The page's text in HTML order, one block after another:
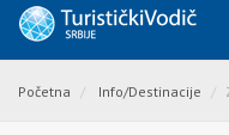
Početna Info/Destinacije